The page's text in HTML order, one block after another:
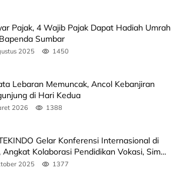
Pajak, 4 Wajib Pajak Dapat Hadiah Umrah
Sumbar
2025 1450
Lebaran Memuncak, Ancol Kebanjiran
di Hari Kedua
2026 1388
Gelar Konferensi Internasional di
Angkat Kolaborasi Pendidikan Vokasi, Simak
2025 1377